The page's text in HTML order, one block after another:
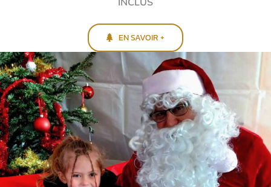
EN SAVOIR +